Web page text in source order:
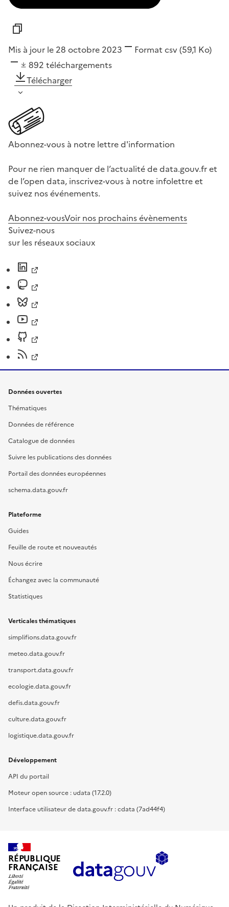
Mis à jour le 28 octobre 2023 Format csv(59,1 Ko)
892 téléchargements
Télécharger
Abonnez-vous à notre lettre d'information
Pour ne rien manquer de l’actualité de data.gouv.fr et
de l’open data, inscrivez-vous à notre infolettre et
suivez nos événements.
Abonnez-vousVoir nos prochains évènements
Suivez-nous
sur les réseaux sociaux
Données ouvertes
Thématiques
Données de référence
Catalogue de données
Suivre les publications des données
Portail des données européennes
schema.data.gouv.fr
Plateforme
Guides
Feuille de route et nouveautés
Nous écrire
Échangez avec la communauté
Statistiques
Verticales thématiques
simplifions.data.gouv.fr
meteo.data.gouv.fr
transport.data.gouv.fr
ecologie.data.gouv.fr
defis.data.gouv.fr
culture.data.gouv.fr
logistique.data.gouv.fr
Développement
API du portail
Moteur open source : udata (17.2.0)
Interface utilisateur de data.gouv.fr : cdata (7ad44f4)
RÉPUBLIQUE
FRANÇAISE